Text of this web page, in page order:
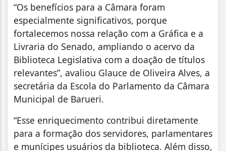
“Os benefícios para a Câmara foram
especialmente significativos, porque
fortalecemos nossa relação com a Gráfica e a
Livraria do Senado, ampliando o acervo da
Biblioteca Legislativa com a doação de títulos
relevantes”, avaliou Glauce de Oliveira Alves, a
secretária da Escola do Parlamento da Câmara
Municipal de Barueri.
“Esse enriquecimento contribui diretamente
para a formação dos servidores, parlamentares
e munícipes usuários da biblioteca. Além disso,